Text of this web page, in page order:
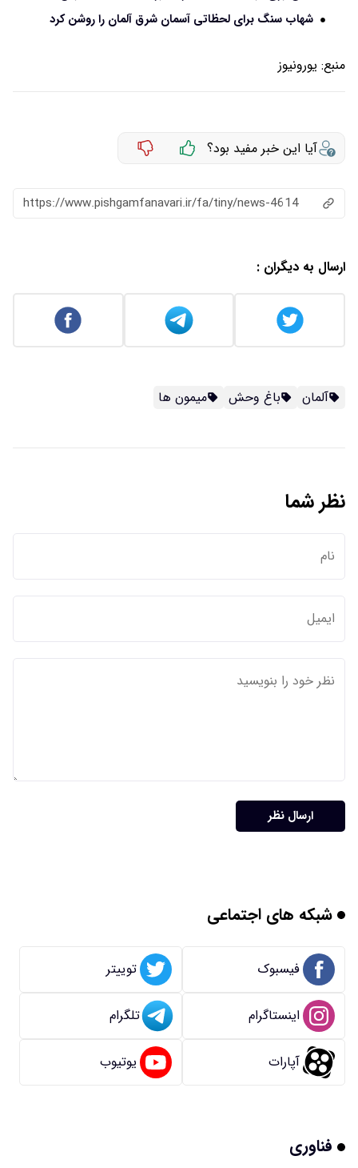
شهاب سنگ برای لحظاتی آسمان شرق آلمان را روشن کرد
منبع: یورونیوز
آیا این خبر مفید بود؟
https://www.pishgamfanavari.ir/fa/tiny/news-4614
ارسال به دیگران :
آلمان باغ وحش میمون ها
نظر شما
ارسال نظر
شبکه های اجتماعی
فیسبوک توییتر
اینستاگرام تلگرام
آپارات یوتیوب
فناوری